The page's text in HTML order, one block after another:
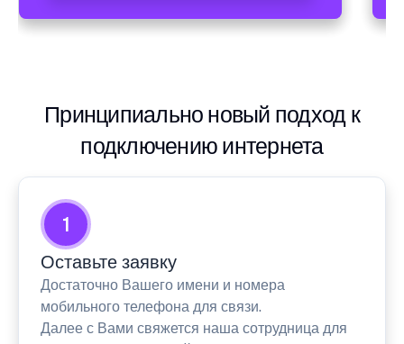
Принципиально новый подход к
подключению интернета
1
Оставьте заявку
Достаточно Вашего имени и номера
мобильного телефона для связи.
Далее с Вами свяжется наша сотрудница для